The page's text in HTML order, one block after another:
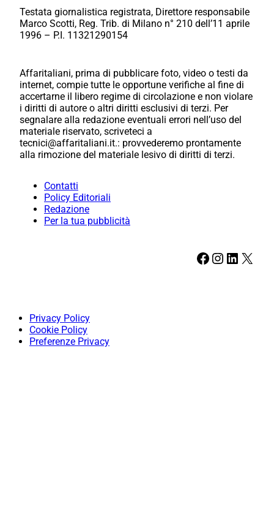
Testata giornalistica registrata, Direttore responsabile
Marco Scotti, Reg. Trib. di Milano n° 210 dell’11 aprile
1996 – P.I. 11321290154
Affaritaliani, prima di pubblicare foto, video o testi da
internet, compie tutte le opportune verifiche al fine di
accertarne il libero regime di circolazione e non violare
i diritti di autore o altri diritti esclusivi di terzi. Per
segnalare alla redazione eventuali errori nell’uso del
materiale riservato, scriveteci a
tecnici@affaritaliani.it.: provvederemo prontamente
alla rimozione del materiale lesivo di diritti di terzi.
Contatti
Policy Editoriali
Redazione
Per la tua pubblicità
Facebook Instagram LinkedIn X
Privacy Policy
Cookie Policy
Preferenze Privacy